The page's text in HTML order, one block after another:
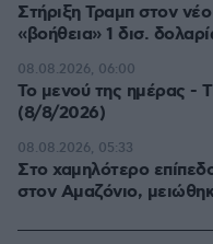
Στήριξη Τραμπ στον
«βοήθεια» 1 δισ.
Το μενού της ημέρας -
(8/8/2026)
08.08.2026, 06:00
Στο χαμηλότερο
στον Αμαζόνιο,
08.08.2026, 05:33